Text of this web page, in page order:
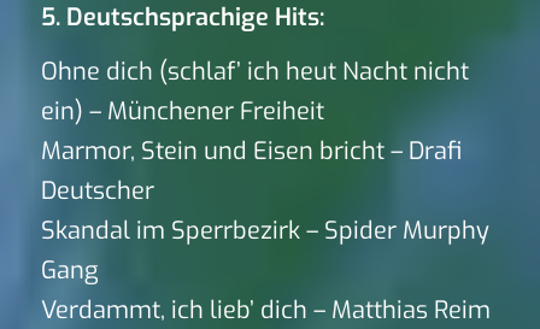
5. Deutschsprachige Hits:
Ohne dich (schlaf’ ich heut Nacht nicht
ein) – Münchener Freiheit
Marmor, Stein und Eisen bricht – Drafi
Deutscher
Skandal im Sperrbezirk – Spider Murphy
Gang
Verdammt, ich lieb’ dich – Matthias Reim